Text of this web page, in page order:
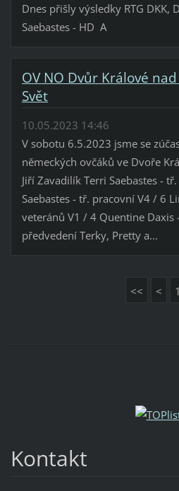
Dnes přišly výsledky RTG DKK,
Saebastes - HD A
OV NO Dvůr Králové
Svět
10.05.2023 14:46
V sobotu 6.5.2023 jsme se
německých ovčáků ve Dvoře
Jiří Zavadilík Terri Saebastes -
Saebastes - tř. pracovní V4 / 6
veteránů V1 / 4 Quentine Daxis
předvedení Terky, Pretty a...
<< < 1
Kontakt